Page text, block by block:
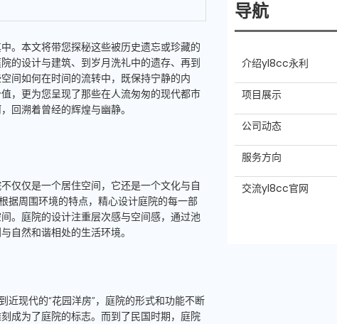
。本文将带您探秘这些被历史遗忘或珍藏的
的设计与建筑、到岁月洗礼中的遗存、再到
间如何在时间的流转中，既保持宁静的内
，更为您呈现了那些在人流匆匆的现代都市
回溯着曾经的辉煌与幽静。
仅仅是一个居住空间，它还是一个文化与自
据周围环境的特点，精心设计庭院的每一部
。庭院的设计注重层次感与空间感，通过池
自然和谐相处的生活环境。
近现代的“花园洋房”，庭院的形式和功能不断
成为了庭院的标志。而到了民国时期，庭院
导航
介绍yl8cc永利
项目展示
公司动态
服务方向
交流yl8cc官网